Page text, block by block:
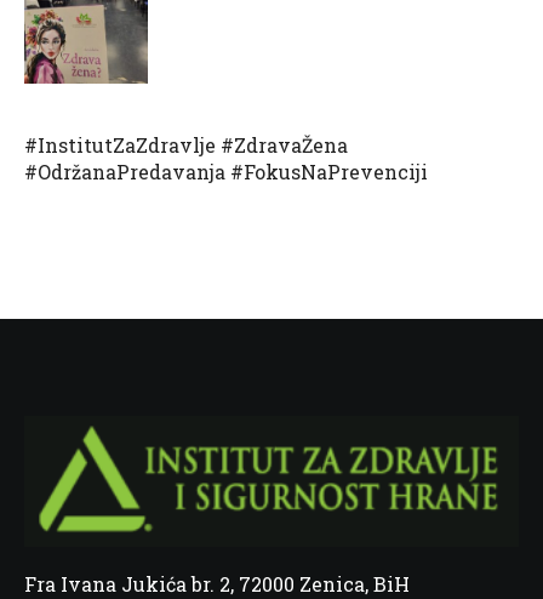
#InstitutZaZdravlje #ZdravaŽena
#OdržanaPredavanja #FokusNaPrevenciji
Fra Ivana Jukića br. 2, 72000 Zenica, BiH